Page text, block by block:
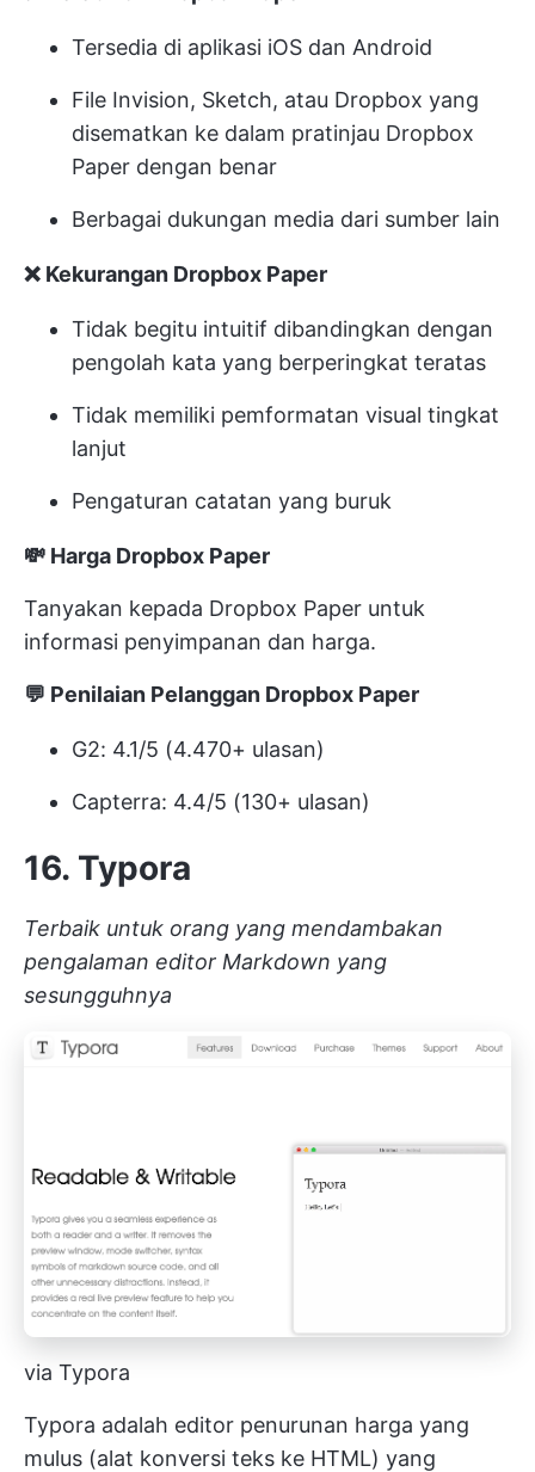
Tersedia di aplikasi iOS dan Android
File Invision, Sketch, atau Dropbox yang
disematkan ke dalam pratinjau Dropbox
Paper dengan benar
Berbagai dukungan media dari sumber lain
❌ Kekurangan Dropbox Paper
Tidak begitu intuitif dibandingkan dengan
pengolah kata yang berperingkat teratas
Tidak memiliki pemformatan visual tingkat
lanjut
Pengaturan catatan yang buruk
💸 Harga Dropbox Paper
Tanyakan kepada Dropbox Paper untuk
informasi penyimpanan dan harga.
💬 Penilaian Pelanggan Dropbox Paper
G2: 4.1/5 (4.470+ ulasan)
Capterra: 4.4/5 (130+ ulasan)
16. Typora
Terbaik untuk orang yang mendambakan
pengalaman editor Markdown yang
sesungguhnya
via Typora
Typora adalah editor penurunan harga yang
mulus (alat konversi teks ke HTML) yang